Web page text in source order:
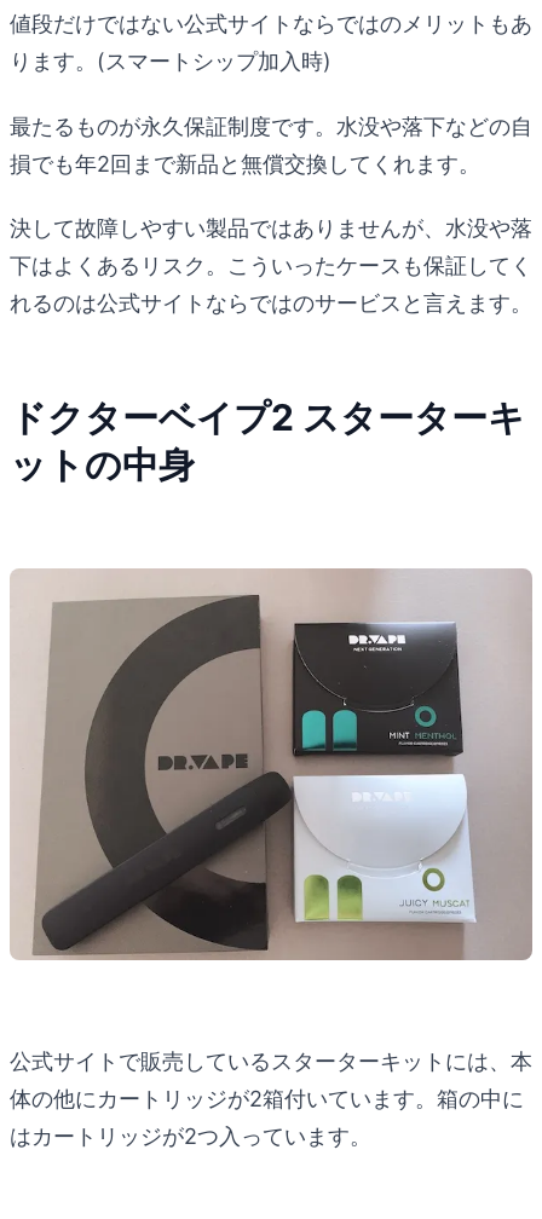
値段だけではない公式サイトならではのメリットもあ
ります。(スマートシップ加入時)
最たるものが永久保証制度です。水没や落下などの自
損でも年2回まで新品と無償交換してくれます。
決して故障しやすい製品ではありませんが、水没や落
下はよくあるリスク。こういったケースも保証してく
れるのは公式サイトならではのサービスと言えます。
ドクターベイプ2 スターターキ
ットの中身
公式サイトで販売しているスターターキットには、本
体の他にカートリッジが2箱付いています。箱の中に
はカートリッジが2つ入っています。